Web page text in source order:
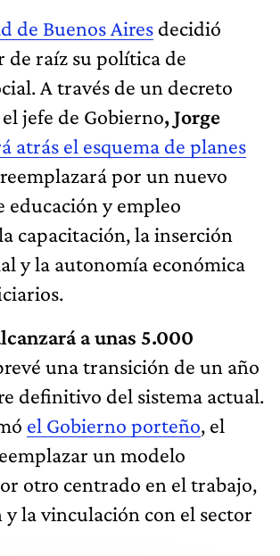
de Buenos Aires decidió
de raíz su política de
A través de un decreto
jefe de Gobierno, Jorge
atrás el esquema de planes
por un nuevo
educación y empleo
capacitación, la inserción
y la autonomía económica
a unas 5.000
una transición de un año
definitivo del sistema actual.
el Gobierno porteño, el
un modelo
otro centrado en el trabajo,
la vinculación con el sector